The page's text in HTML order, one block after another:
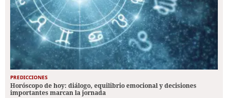
PREDICCIONES
Horóscopo de hoy: diálogo, equilibrio emocional y decisiones
importantes marcan la jornada